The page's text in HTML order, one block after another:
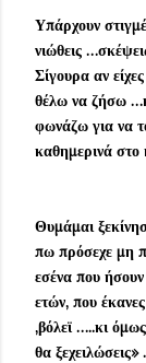
Υπάρχουν
νιώθεις
Σίγουρα αν
θέλω να ζήσω
φωνάζω για να
καθημερινά
Θυμάμαι
πω πρόσεχε μη
εσένα που
ετών, που
,βόλεϊ …..κι
θα